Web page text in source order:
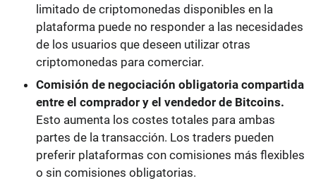
limitado de criptomonedas disponibles en la
plataforma puede no responder a las necesidades
de los usuarios que deseen utilizar otras
criptomonedas para comerciar.
Comisión de negociación obligatoria compartida
entre el comprador y el vendedor de Bitcoins.
Esto aumenta los costes totales para ambas
partes de la transacción. Los traders pueden
preferir plataformas con comisiones más flexibles
o sin comisiones obligatorias.